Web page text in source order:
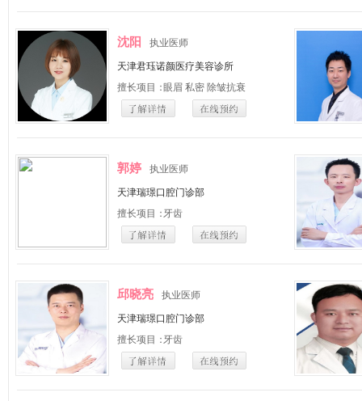
沈阳
执业医师
天津君珏诺颜医疗美容诊所
擅长项目：眼眉 私密 除皱抗衰
郭婷 执业医师
天津瑞璟口腔门诊部
擅长项目：牙齿
邱晓亮 执业医师
天津瑞璟口腔门诊部
擅长项目：牙齿